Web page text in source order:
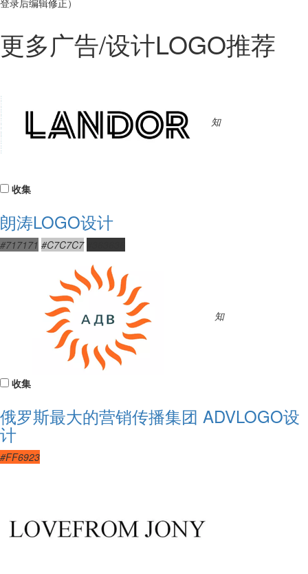
登录后编辑修正）
更多广告/设计LOGO推荐
知
收集
朗涛LOGO设计
#717171 #C7C7C7
知
收集
俄罗斯最大的营销传播集团 ADVLOGO设
计
#FF6923